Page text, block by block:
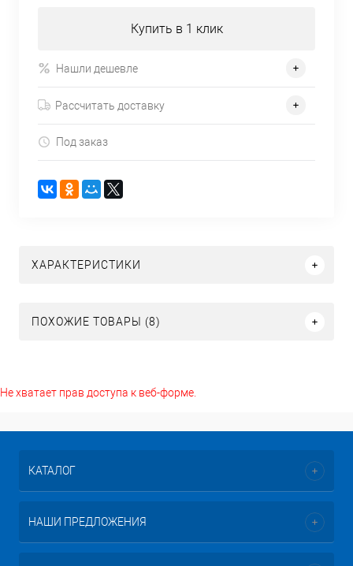
Купить в 1 клик
Нашли дешевле
Рассчитать доставку
Под заказ
ХАРАКТЕРИСТИКИ
ПОХОЖИЕ ТОВАРЫ (8)
Не хватает прав доступа к веб-форме.
КАТАЛОГ
НАШИ ПРЕДЛОЖЕНИЯ